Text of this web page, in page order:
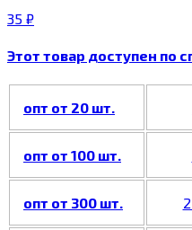
35 ₽
Этот товар доступен по
опт от 20 шт.
опт от 100 шт.
опт от 300 шт.